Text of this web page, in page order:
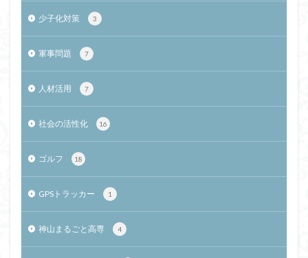
少子化対策 3
軍事問題 7
人材活用 7
社会の活性化 16
ゴルフ 18
GPSトラッカー 1
神山まるごと高専 4